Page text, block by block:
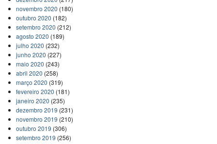
novembro 2020 (180)
outubro 2020 (182)
setembro 2020 (212)
agosto 2020 (189)
julho 2020 (232)
junho 2020 (227)
maio 2020 (243)
abril 2020 (258)
março 2020 (319)
fevereiro 2020 (181)
janeiro 2020 (235)
dezembro 2019 (231)
novembro 2019 (210)
outubro 2019 (306)
setembro 2019 (256)